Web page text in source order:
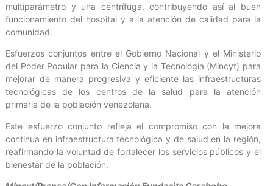
multiparámetro y una centrífuga, contribuyendo así al buen
funcionamiento del hospital y a la atención de calidad para la
comunidad.
Esfuerzos conjuntos entre el Gobierno Nacional y el Ministerio
del Poder Popular para la Ciencia y la Tecnología (Mincyt) para
mejorar de manera progresiva y eficiente las infraestructuras
tecnológicas de los centros de la salud para la atención
primaria de la población venezolana.
Este esfuerzo conjunto refleja el compromiso con la mejora
continua en infraestructura tecnológica y de salud en la región,
reafirmando la voluntad de fortalecer los servicios públicos y el
bienestar de la población.